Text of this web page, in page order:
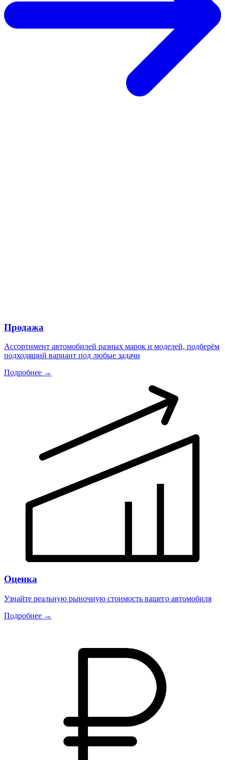
Продажа
Ассортимент автомобилей разных марок и моделей, подберём
подходящий вариант под любые задачи
Подробнее →
Оценка
Узнайте реальную рыночную стоимость вашего автомобиля
Подробнее →